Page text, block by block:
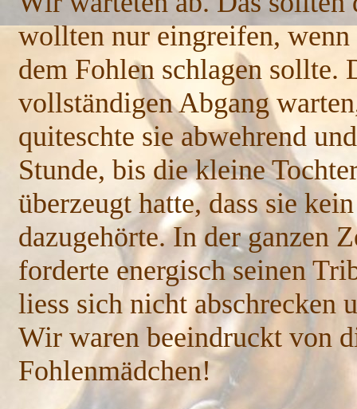
wollten nur eingreifen,
dem Fohlen schlagen sollte.
vollständigen Abgang
quiteschte sie abwehrend
Stunde, bis die kleine
überzeugt hatte, dass sie
dazugehörte. In der ganzen
forderte energisch seinen
liess sich nicht abschrecken
Wir waren beeindruckt von
Fohlenmädchen!